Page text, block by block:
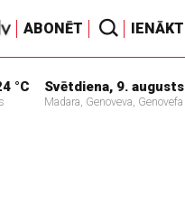
ABONĒT IENĀKT
°C Svētdiena, 9. augusts
Madara, Genoveva, Genovefa